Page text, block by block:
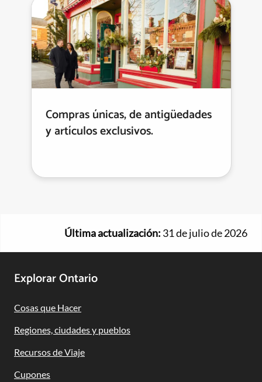
Compras únicas, de antigüedades
y artículos exclusivos.
Última actualización: 31 de julio de 2026
Footer
Navigation
Explorar Ontario
Cosas que Hacer
Regiones, ciudades y pueblos
Recursos de Viaje
Cupones